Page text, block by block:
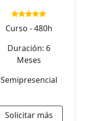
Curso - 480h
Duración: 6
Meses
Semipresencial
Solicitar más